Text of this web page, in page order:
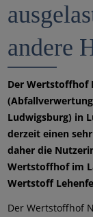
andere
Der Wertstoffhof
Ludwigsburg) in
derzeit einen
daher die
Wertstoffhof im
Wertstoff
Der Wertstoffhof